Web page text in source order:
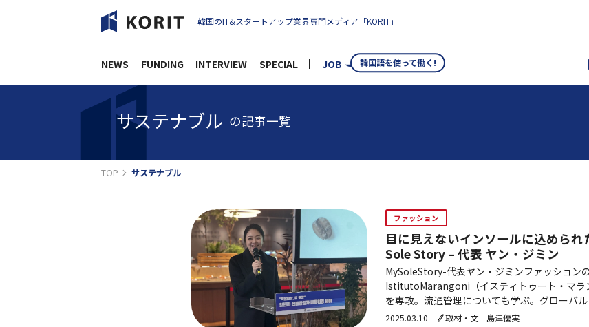
韓国のIT&スタートアップ業界専門メディア「KORIT」
NEWS FUNDING INTERVIEW SPECIAL JOB 韓国語を使って働く!
サステナブル の記事一覧
TOP サステナブル
ファッション
目に見えないインソールに込めら
Sole Story – 代表 ヤン・ジミン
MySoleStory-代表ヤン・ジミンファッション
IstitutoMarangoni（イスティトゥート・マラ
を専攻。流通管理についても学ぶ。グローバ
ンドとのコラボレーション経験や、グローバ
2025.03.10
取材・文 島津優実